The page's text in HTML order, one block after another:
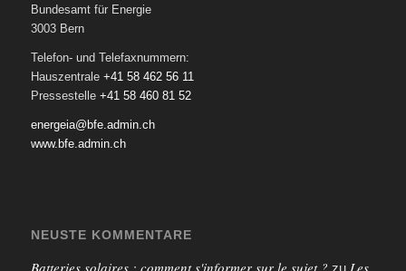
Bundesamt für Energie
3003 Bern
Telefon- und Telefaxnummern:
Hauszentrale +41 58 462 56 11
Pressestelle +41 58 460 81 52
energeia@bfe.admin.ch
www.bfe.admin.ch
NEUSTE KOMMENTARE
Batteries solaires : comment s'informer sur le sujet ? zu Les